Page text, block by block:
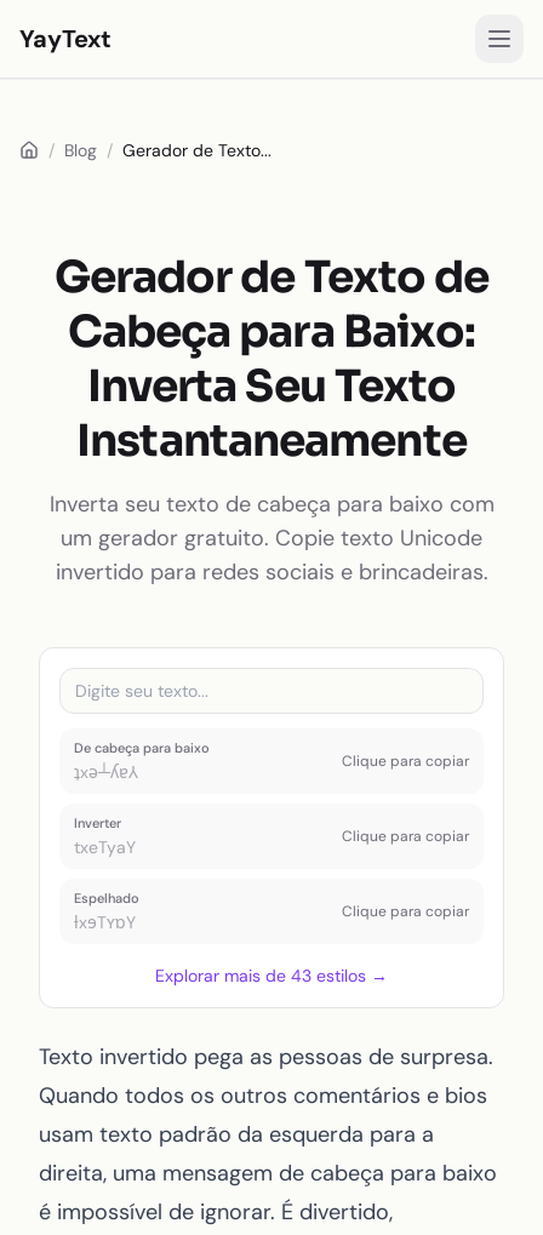
YayText
Jogar🚀
Fontes para Facebook
Fontes para Twitter/X
Texto em negrito
Texto cursivo
Texto estético
Texto pequeno
/ Blog / Gerador de Texto...
Gerador de Texto de
Cabeça para Baixo:
Inverta Seu Texto
Instantaneamente
Inverta seu texto de cabeça para baixo com
um gerador gratuito. Copie texto Unicode
invertido para redes sociais e brincadeiras.
De cabeça para baixo
ʇxǝ┴ʎɐ⅄ Clique para copiar
Inverter
txeTyaY Clique para copiar
Espelhado
ƚxɘTʏɒY Clique para copiar
Explorar mais de 43 estilos →
Texto invertido pega as pessoas de surpresa.
Quando todos os outros comentários e bios
usam texto padrão da esquerda para a
direita, uma mensagem de cabeça para baixo
é impossível de ignorar. É divertido,